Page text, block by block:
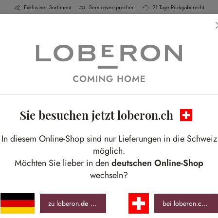
Exklusives Sortiment Serviceversprechen 21 Tage Rückgaberecht
Küche Schlafen Bad
inkl.
Sie besuchen jetzt loberon.ch
In diesem Online-Shop sind nur Lieferungen in die Schweiz
möglich.
Möchten Sie lieber in den deutschen Online-Shop
wechseln?
zu loberon.de bei loberon.ch